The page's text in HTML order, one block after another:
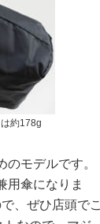
約178g
モデルです。
用傘になりま
、ぜひ店頭でこ